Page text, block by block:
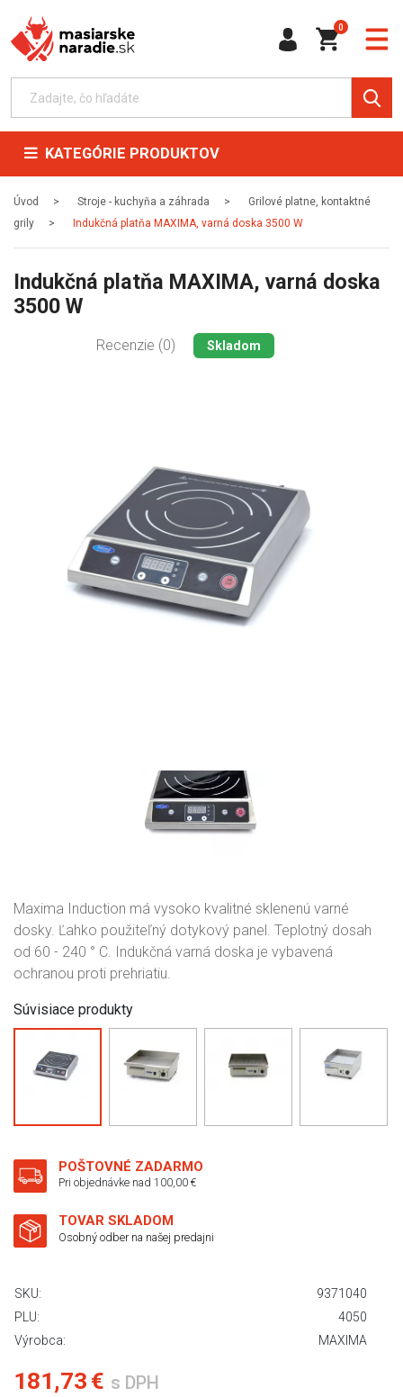
0
KATEGÓRIE PRODUKTOV
Úvod Stroje - kuchyňa a záhrada
Grilové platne, kontaktné
grily
Indukčná platňa MAXIMA, varná doska 3500 W
Indukčná platňa MAXIMA, varná doska
3500 W
Recenzie (0) Skladom
Maxima Induction má vysoko kvalitné sklenenú varné
dosky. Ľahko použiteľný dotykový panel. Teplotný dosah
od 60 - 240 ° C. Indukčná varná doska je vybavená
ochranou proti prehriatiu.
Súvisiace produkty
POŠTOVNÉ ZADARMO
Pri objednávke nad 100,00 €
TOVAR SKLADOM
Osobný odber na našej predajni
SKU:
9371040
PLU:
4050
Výrobca:
MAXIMA
181,73 € s DPH